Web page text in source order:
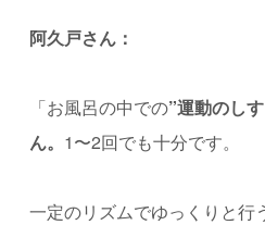
阿久戸さん：
「お風呂の中での”運動のし
ん。 1〜2回でも十分です。
一定のリズムでゆっくりと行